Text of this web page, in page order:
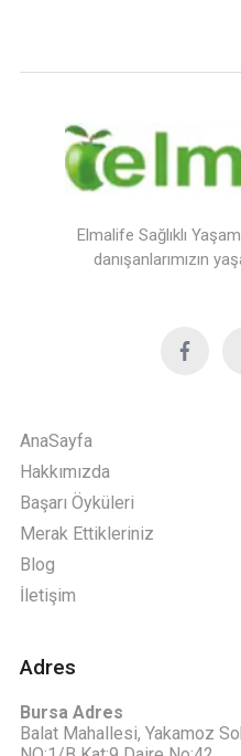
Elmalife Sağlıklı
danışanlarımızın
AnaSayfa
Hakkımızda
Başarı Öyküleri
Merak Ettikleriniz
Blog
İletişim
Adres
Bursa Adres
Balat Mahallesi, Yakamoz